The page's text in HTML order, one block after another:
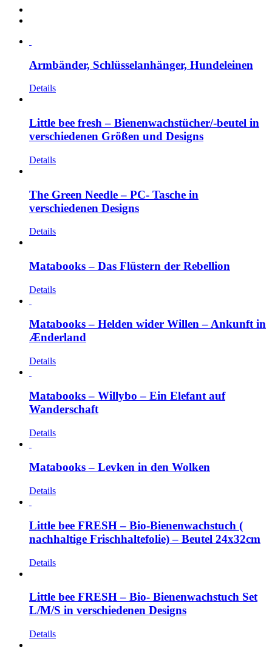
Armbänder, Schlüsselanhänger, Hundeleinen
Details
Little bee fresh – Bienenwachstücher/-beutel in
verschiedenen Größen und Designs
Details
The Green Needle – PC- Tasche in
verschiedenen Designs
Details
Matabooks – Das Flüstern der Rebellion
Details
Matabooks – Helden wider Willen – Ankunft in
Ænderland
Details
Matabooks – Willybo – Ein Elefant auf
Wanderschaft
Details
Matabooks – Levken in den Wolken
Details
Little bee FRESH – Bio-Bienenwachstuch (
nachhaltige Frischhaltefolie) – Beutel 24x32cm
Details
Little bee FRESH – Bio- Bienenwachstuch Set
L/M/S in verschiedenen Designs
Details